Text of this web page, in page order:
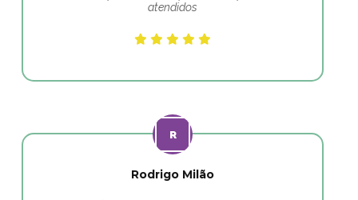
atendidos
Rodrigo Milão